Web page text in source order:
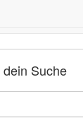
Suche